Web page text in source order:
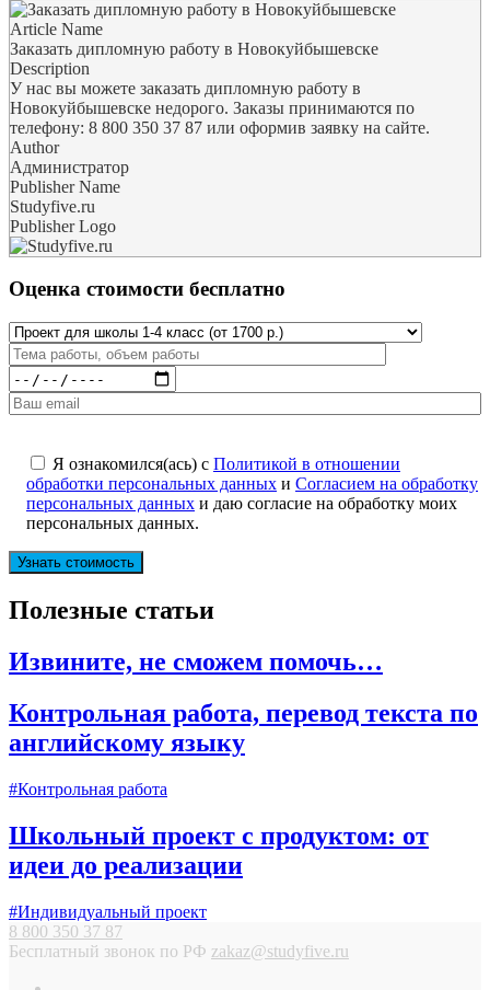
Article Name
Заказать дипломную работу в Новокуйбышевске
Description
У нас вы можете заказать дипломную работу в
Новокуйбышевске недорого. Заказы принимаются по
телефону: 8 800 350 37 87 или оформив заявку на сайте.
Author
Администратор
Publisher Name
Studyfive.ru
Publisher Logo
Оценка стоимости бесплатно
Я ознакомился(ась) с Политикой в отношении
обработки персональных данных и Согласием на обработку
персональных данных и даю согласие на обработку моих
персональных данных.
Полезные статьи
Извините, не сможем помочь…
Контрольная работа, перевод текста по
английскому языку
#Контрольная работа
Школьный проект с продуктом: от
идеи до реализации
#Индивидуальный проект
8 800 350 37 87
Бесплатный звонок по РФ zakaz@studyfive.ru